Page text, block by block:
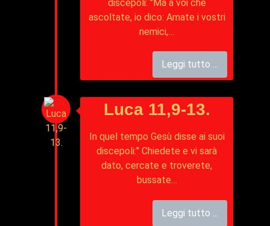
discepoli: "Ma a voi che
ascoltate, io dico: Amate i vostri
nemici,…
Leggi tutto ...
Luca 11,9-13.
In quel tempo Gesù disse ai suoi
discepoli:" Chiedete e vi sarà
dato, cercate e troverete,
bussate…
Leggi tutto ...